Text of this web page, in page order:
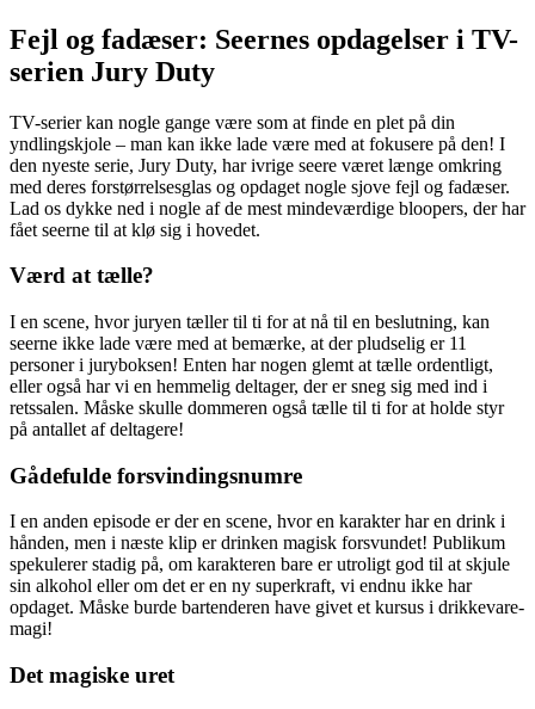
Fejl og fadæser: Seernes opdagelser i TV-
serien Jury Duty
TV-serier kan nogle gange være som at finde en plet på din
yndlingskjole – man kan ikke lade være med at fokusere på den! I
den nyeste serie, Jury Duty, har ivrige seere været længe omkring
med deres forstørrelsesglas og opdaget nogle sjove fejl og fadæser.
Lad os dykke ned i nogle af de mest mindeværdige bloopers, der har
fået seerne til at klø sig i hovedet.
Værd at tælle?
I en scene, hvor juryen tæller til ti for at nå til en beslutning, kan
seerne ikke lade være med at bemærke, at der pludselig er 11
personer i juryboksen! Enten har nogen glemt at tælle ordentligt,
eller også har vi en hemmelig deltager, der er sneg sig med ind i
retssalen. Måske skulle dommeren også tælle til ti for at holde styr
på antallet af deltagere!
Gådefulde forsvindingsnumre
I en anden episode er der en scene, hvor en karakter har en drink i
hånden, men i næste klip er drinken magisk forsvundet! Publikum
spekulerer stadig på, om karakteren bare er utroligt god til at skjule
sin alkohol eller om det er en ny superkraft, vi endnu ikke har
opdaget. Måske burde bartenderen have givet et kursus i drikkevare-
magi!
Det magiske uret